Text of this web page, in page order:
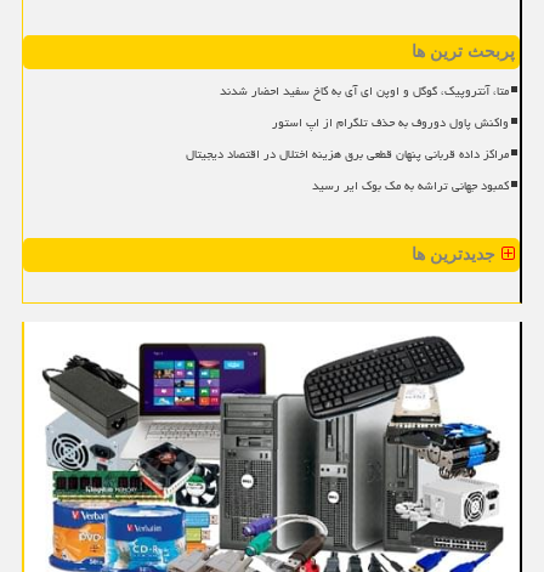
پربحث ترین ها
متا، آنتروپیک، گوگل و اوپن ای آی به کاخ سفید احضار شدند
واکنش پاول دوروف به حذف تلگرام از اپ استور
مراکز داده قربانی پنهان قطعی برق هزینه اختلال در اقتصاد دیجیتال
کمبود جهانی تراشه به مک بوک ایر رسید
جدیدترین ها